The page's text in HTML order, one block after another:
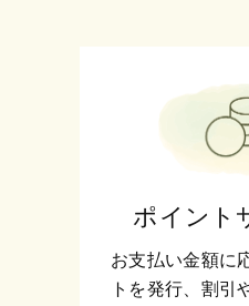
ポイント
お支払い金額に
トを発行、割引